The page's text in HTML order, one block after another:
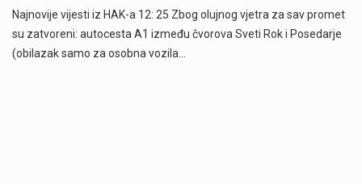
Najnovije vijesti iz HAK-a 12: 25 Zbog olujnog vjetra za sav promet
su zatvoreni: autocesta A1 između čvorova Sveti Rok i Posedarje
(obilazak samo za osobna vozila…